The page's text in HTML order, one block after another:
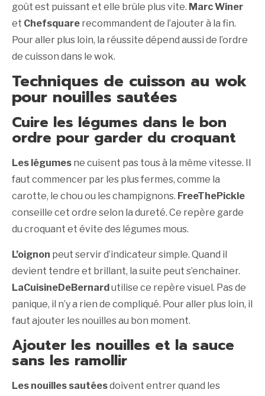
goût est puissant et elle brûle plus vite. Marc Winer
et Chefsquare recommandent de l’ajouter à la fin.
Pour aller plus loin, la réussite dépend aussi de l’ordre
de cuisson dans le wok.
Techniques de cuisson au wok
pour nouilles sautées
Cuire les légumes dans le bon
ordre pour garder du croquant
Les légumes ne cuisent pas tous à la même vitesse. Il
faut commencer par les plus fermes, comme la
carotte, le chou ou les champignons. FreeThePickle
conseille cet ordre selon la dureté. Ce repère garde
du croquant et évite des légumes mous.
L’oignon peut servir d’indicateur simple. Quand il
devient tendre et brillant, la suite peut s’enchaîner.
LaCuisineDeBernardutilise ce repère visuel. Pas de
panique, il n’y a rien de compliqué. Pour aller plus loin, il
faut ajouter les nouilles au bon moment.
Ajouter les nouilles et la sauce
sans les ramollir
Les nouilles sautéesdoivent entrer quand les